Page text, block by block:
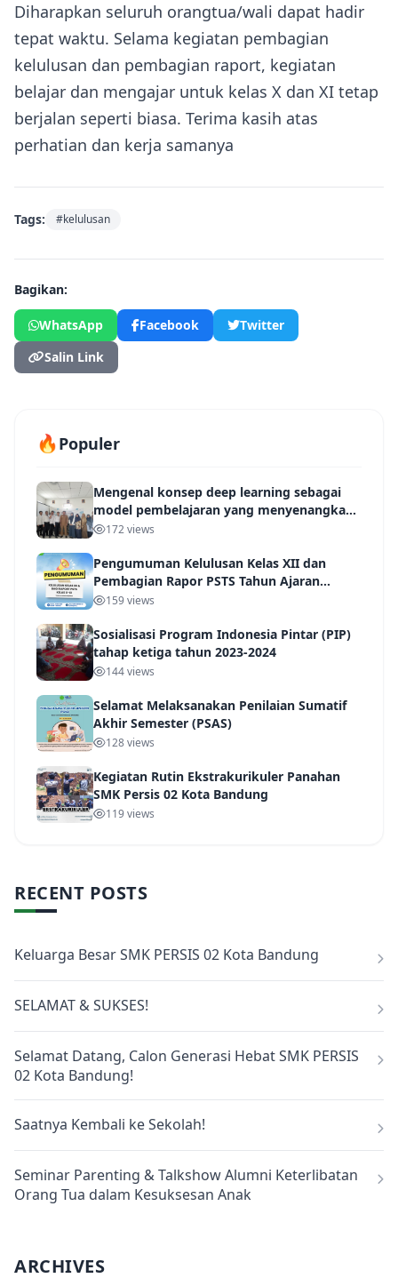
Diharapkan seluruh orangtua/wali dapat hadir
tepat waktu. Selama kegiatan pembagian
kelulusan dan pembagian raport, kegiatan
belajar dan mengajar untuk kelas X dan XI tetap
berjalan seperti biasa. Terima kasih atas
perhatian dan kerja samanya
Tags: #kelulusan
Bagikan:
WhatsApp Facebook
Twitter
Salin Link
🔥Populer
Mengenal konsep deep learning sebagai
model pembelajaran yang menyenangkan
IHT172 views
Pengumuman Kelulusan Kelas XII dan
Pembagian Rapor PSTS Tahun Ajaran
2025/2026
159 views
Sosialisasi Program Indonesia Pintar (PIP)
tahap ketiga tahun 2023-2024
144 views
Selamat Melaksanakan Penilaian Sumatif
Akhir Semester (PSAS)
128 views
Kegiatan Rutin Ekstrakurikuler Panahan
SMK Persis 02 Kota Bandung
119 views
RECENT POSTS
Keluarga Besar SMK PERSIS 02 Kota Bandung
SELAMAT & SUKSES!
Selamat Datang, Calon Generasi Hebat SMK PERSIS
02 Kota Bandung!
Saatnya Kembali ke Sekolah!
Seminar Parenting & Talkshow Alumni Keterlibatan
Orang Tua dalam Kesuksesan Anak
ARCHIVES